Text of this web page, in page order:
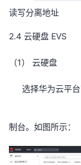
读写分离地址
2.4 云硬盘 EVS
（1） 云硬盘
选择华为云平
制台。如图所示：